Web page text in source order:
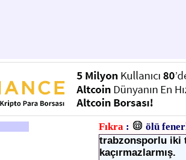
Fıkra :
ölü
trabzonsporlu iki
kaçırmazlarmış.